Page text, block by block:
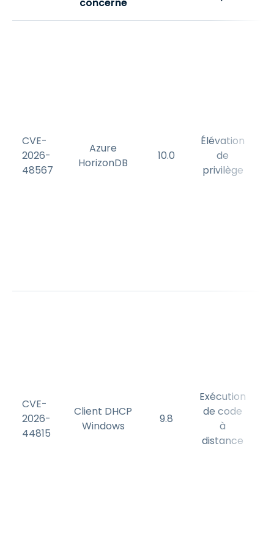
CVE-
2026-
48567
Azure
HorizonDB
10.0
Élévation
de
privilège
CVE-
2026-
44815
Client DHCP
Windows
9.8
Exécution
de code
à
distance